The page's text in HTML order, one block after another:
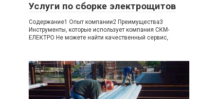
Услуги по сборке электрощитов
Содержание1 Опыт компании2 Преимущества3
Инструменты, которые использует компания СКМ-
ЕЛЕКТРО Не можете найти качественный сервис,